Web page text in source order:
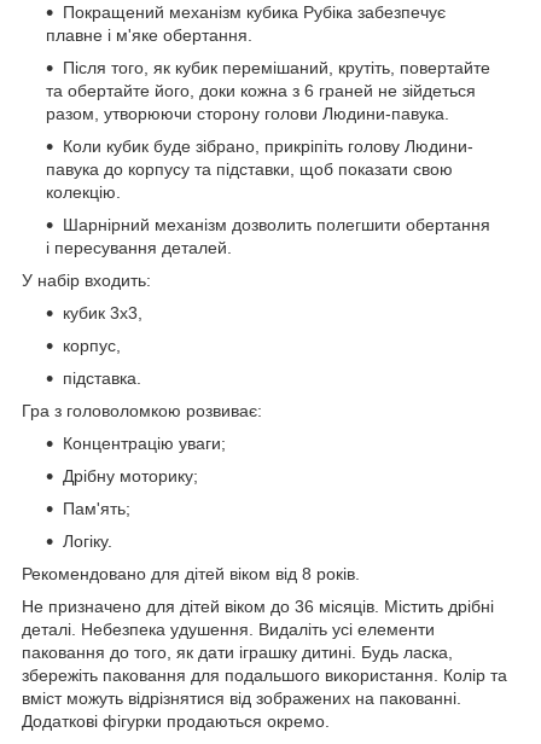
Покращений механізм кубика Рубіка забезпечує
плавне і м'яке обертання.
Після того, як кубик перемішаний, крутіть, повертайте
та обертайте його, доки кожна з 6 граней не зійдеться
разом, утворюючи сторону голови Людини-павука.
Коли кубик буде зібрано, прикріпіть голову Людини-
павука до корпусу та підставки, щоб показати свою
колекцію.
Шарнірний механізм дозволить полегшити обертання
і пересування деталей.
У набір входить:
кубик 3х3,
корпус,
підставка.
Гра з головоломкою розвиває:
Концентрацію уваги;
Дрібну моторику;
Пам'ять;
Логіку.
Рекомендовано для дітей віком від 8 років.
Не призначено для дітей віком до 36 місяців. Містить дрібні
деталі. Небезпека удушення. Видаліть усі елементи
паковання до того, як дати іграшку дитині. Будь ласка,
збережіть паковання для подальшого використання. Колір та
вміст можуть відрізнятися від зображених на пакованні.
Додаткові фігурки продаються окремо.